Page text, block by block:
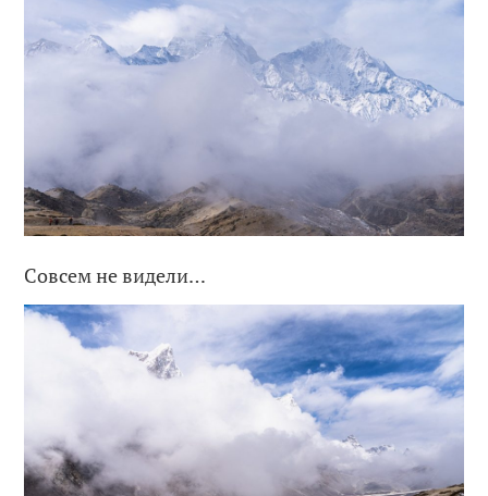
Совсем не видели…